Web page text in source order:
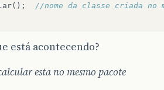
();
//nome da classe criada no
está acontecendo?
esta no mesmo pacote